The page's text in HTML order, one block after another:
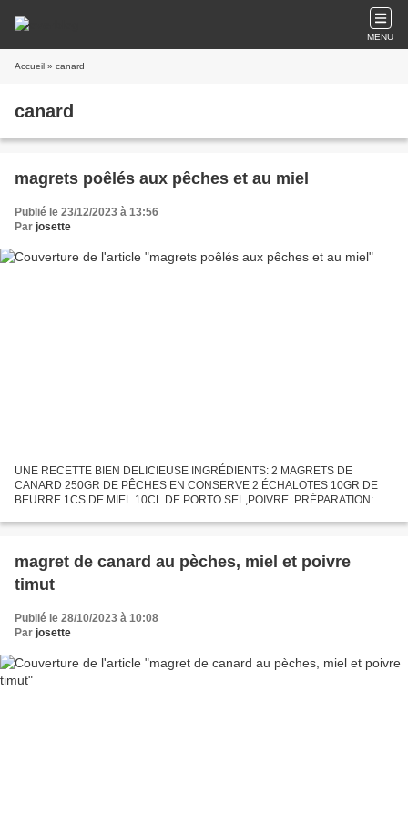
MENU
Accueil » canard
canard
magrets poêlés aux pêches et au miel
Publié le 23/12/2023 à 13:56
Par josette
UNE RECETTE BIEN DELICIEUSE INGRÉDIENTS: 2 MAGRETS DE
CANARD 250GR DE PÊCHES EN CONSERVE 2 ÉCHALOTES 10GR DE
BEURRE 1CS DE MIEL 10CL DE PORTO SEL,POIVRE. PRÉPARATION:
réserver...
magret de canard au pèches, miel et poivre
timut
Publié le 28/10/2023 à 10:08
Par josette